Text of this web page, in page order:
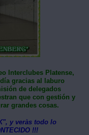
Interclubes Platense,
gracias al laburo
de delegados
que con gestión y
grandes cosas.
y veràs todo lo
!!!